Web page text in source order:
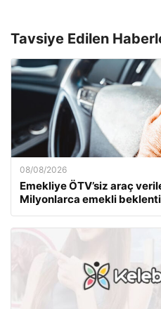
Tavsiye Edilen
08/08/2026
Emekliye ÖTV’siz araç
Milyonlarca emekli